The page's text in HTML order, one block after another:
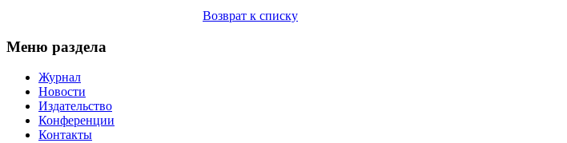
Возврат к списку
Меню раздела
Журнал
Новости
Издательство
Конференции
Контакты